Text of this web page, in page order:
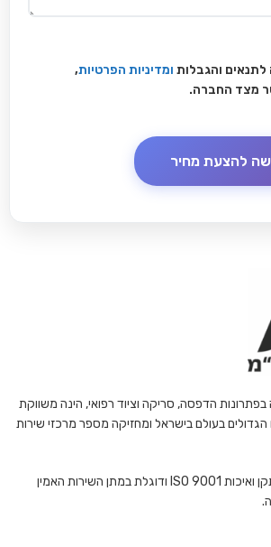
והגבלות ומדיניות הפרטיות,
מצד החברה.
הדפסה, סריקה וציוד רפואי, הינה משווקת
הגדולים בעולם בישראל ומחזיקה מספר מרכזי שירות
החברה פועלות עפ"י תווי תקן ואיכות ISO 9001 ודוגלת במתן השירות האמין